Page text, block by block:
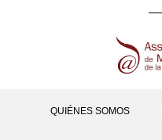
QUIÉNES SOMOS